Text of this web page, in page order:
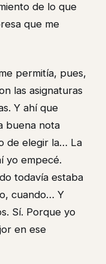
de lo que
que me
permitía, pues,
las asignaturas
Y ahí que
buena nota
de elegir la… La
yo empecé.
todavía estaba
cuando… Y
Sí. Porque yo
en ese